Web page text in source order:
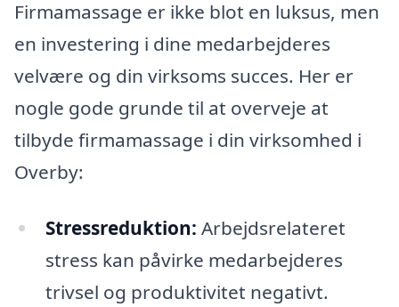
Firmamassage er ikke blot en luksus, men
en investering i dine medarbejderes
velvære og din virksoms succes. Her er
nogle gode grunde til at overveje at
tilbyde firmamassage i din virksomhed i
Overby:
Stressreduktion: Arbejdsrelateret
stress kan påvirke medarbejderes
trivsel og produktivitet negativt.